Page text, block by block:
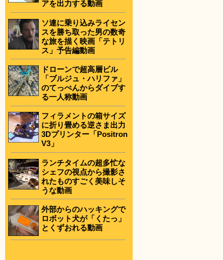
アを出力する動画
ソ連に乗り込みライセン
スを勝ち取った男の数奇
な旅を描く映画「テトリ
ス」予告編動画
ドローンで超高層ビル
「ブルジュ・ハリファ」
のてっぺんからダイブす
る一人称動画
フィラメントの箱サイズ
に折り畳める逆さま出力
3Dプリンター「Positron
V3」
ランチタイムの超多忙な
シェフの視点から撮影さ
れたものすごく美味しそ
うな動画
外部からのハッキングで
ロボット犬が「くたっ」
とくずおれる動画